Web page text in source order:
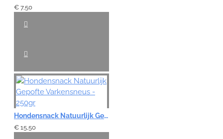
€ 7,50
Hondensnack Natuurlijk Gepofte Varkensneus - 250gr
€ 15,50